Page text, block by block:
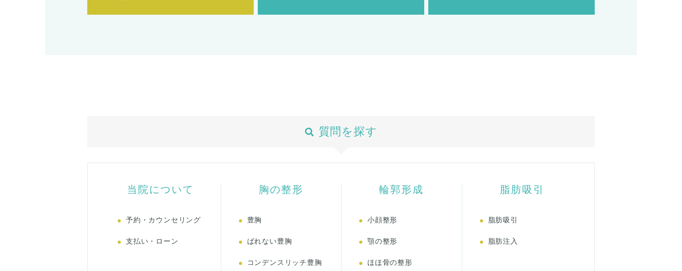
質問を探す
当院について
予約・カウンセリング
支払い・ローン
胸の整形
豊胸
ばれない豊胸
コンデンスリッチ豊胸
輪郭形成
小顔整形
顎の整形
ほほ骨の整形
脂肪吸引
脂肪吸引
脂肪注入